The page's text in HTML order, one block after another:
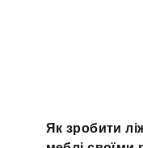
Як зробити